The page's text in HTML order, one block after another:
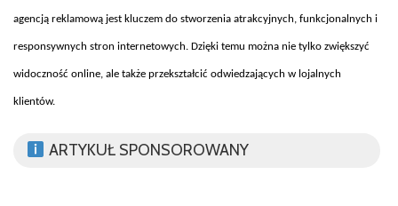
agencją reklamową jest kluczem do stworzenia atrakcyjnych, funkcjonalnych i
responsywnych stron internetowych. Dzięki temu można nie tylko zwiększyć
widoczność online, ale także przekształcić odwiedzających w lojalnych
klientów.
ARTYKUŁ SPONSOROWANY